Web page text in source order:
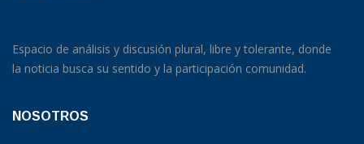
Espacio de análisis y discusión plural, libre y tolerante, donde
la noticia busca su sentido y la participación comunidad.
NOSOTROS